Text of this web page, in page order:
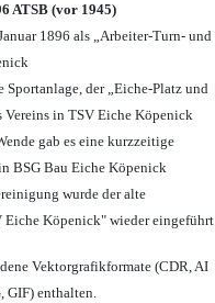
ATSB (vor 1945)
1896 als „Arbeiter-Turn- und
Sportanlage, der „Eiche-Platz und
Vereins in TSV Eiche Köpenick
gab es eine kurzzeitige
BSG Bau Eiche Köpenick
wurde der alte
Eiche Köpenick" wieder eingeführt
Vektorgrafikformate (CDR, AI
GIF) enthalten.